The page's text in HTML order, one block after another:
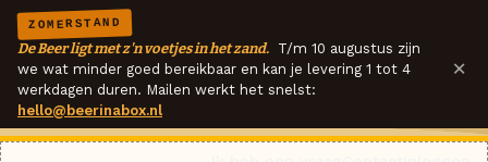
ZOMERSTAND
De Beer ligt met z'n voetjes in het zand. T/m 10 augustus zijn
we wat minder goed bereikbaar en kan je levering 1 tot 4
werkdagen duren. Mailen werkt het snelst:
hello@beerinabox.nl
×